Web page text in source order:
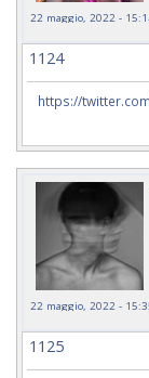
22 maggio, 2022 -
1124
https://
22 maggio, 2022 -
1125